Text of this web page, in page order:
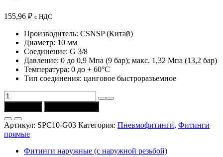
155,96 ₽ с НДС
Производитель: CSNSP (Китай)
Диаметр: 10 мм
Соединение: G 3/8
Давление: 0 до 0,9 Мпа (9 бар); макс. 1,32 Мпа (13,2 бар)
Температура: 0 до + 60°C
Тип соединения: цанговое быстроразъемное
Количество
товара
Фитинг
SPC10-
G03
(CSNSP)
прямой
Артикул: SPC10-G03 Категория: Пневмофитинги, Фитинги
прямые
Фитинги наружные (с наружной резьбой)